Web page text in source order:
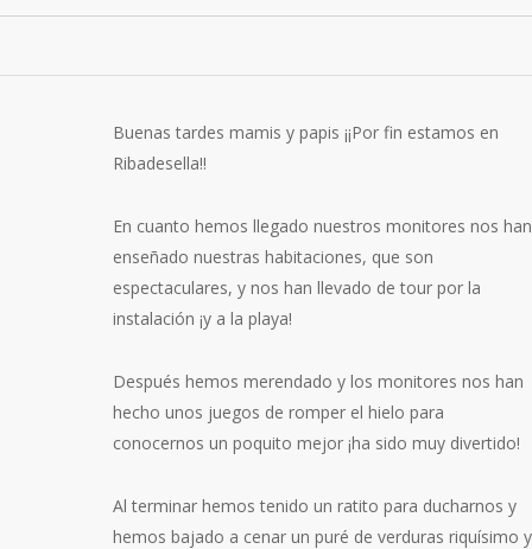
Buenas tardes mamis y papis ¡¡Por fin estamos en
Ribadesella!!
En cuanto hemos llegado nuestros monitores nos han
enseñado nuestras habitaciones, que son
espectaculares, y nos han llevado de tour por la
instalación ¡y a la playa!
Después hemos merendado y los monitores nos han
hecho unos juegos de romper el hielo para
conocernos un poquito mejor ¡ha sido muy divertido!
Al terminar hemos tenido un ratito para ducharnos y
hemos bajado a cenar un puré de verduras riquísimo y